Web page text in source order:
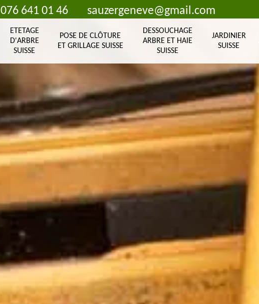
076 641 01 46 sauzergeneve@gmail.com
ETETAGE
D'ARBRE
SUISSE
POSE DE CLÔTURE
ET GRILLAGE SUISSE
DESSOUCHAGE
ARBRE ET HAIE
SUISSE
JARDINIER
SUISSE